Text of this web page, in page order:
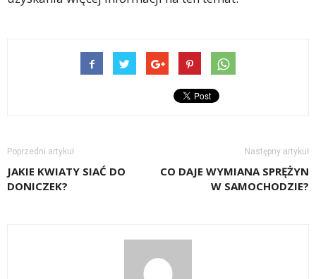
Poprzedni artykuł
JAKIE KWIATY SIAĆ DO
DONICZEK?
Następny artykuł
CO DAJE WYMIANA SPRĘŻYN
W SAMOCHODZIE?